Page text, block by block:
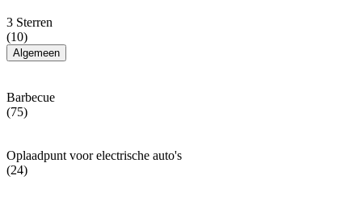
3 Sterren
(10)
Algemeen
Barbecue
(75)
Oplaadpunt voor electrische auto's
(24)